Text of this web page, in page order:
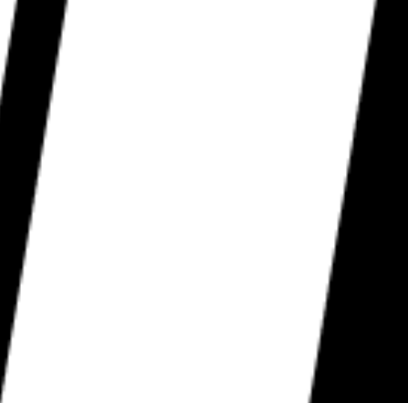
延床面積：92.82m²（28.07坪）
1F床面積：57.13m²（17.28坪）2F床面積：35.69m²（10.79坪